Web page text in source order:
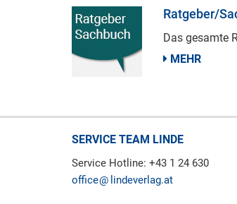
Ratgeber/
Das gesamte
MEHR
SERVICE TEAM LINDE
Service Hotline: +43 1 24 630
office
lindeverlag.at